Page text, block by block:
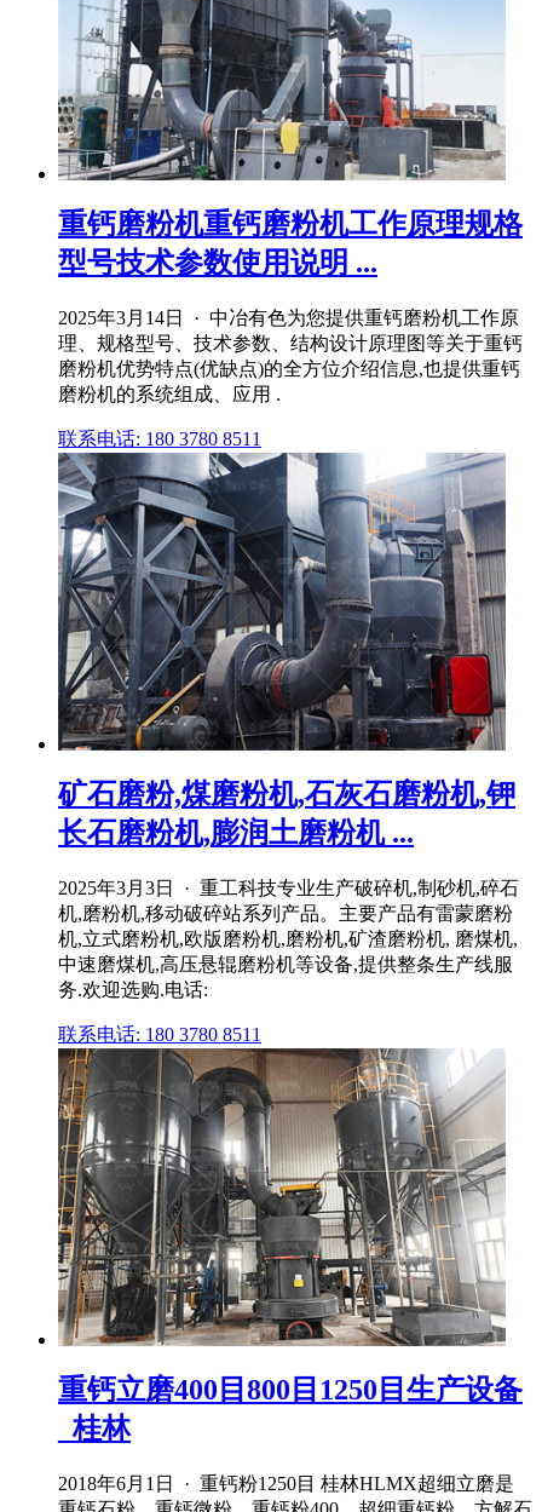
重钙磨粉机重钙磨粉机工作原理规格
型号技术参数使用说明 ...
2025年3月14日 · 中冶有色为您提供重钙磨粉机工作原
理、规格型号、技术参数、结构设计原理图等关于重钙
磨粉机优势特点(优缺点)的全方位介绍信息,也提供重钙
磨粉机的系统组成、应用 .
联系电话: 180 3780 8511
矿石磨粉,煤磨粉机,石灰石磨粉机,钾
长石磨粉机,膨润土磨粉机 ...
2025年3月3日 · 重工科技专业生产破碎机,制砂机,碎石
机,磨粉机,移动破碎站系列产品。主要产品有雷蒙磨粉
机,立式磨粉机,欧版磨粉机,磨粉机,矿渣磨粉机, 磨煤机,
中速磨煤机,高压悬辊磨粉机等设备,提供整条生产线服
务.欢迎选购.电话:
联系电话: 180 3780 8511
重钙立磨400目800目1250目生产设备
_桂林
2018年6月1日 · 重钙粉1250目 桂林HLMX超细立磨是